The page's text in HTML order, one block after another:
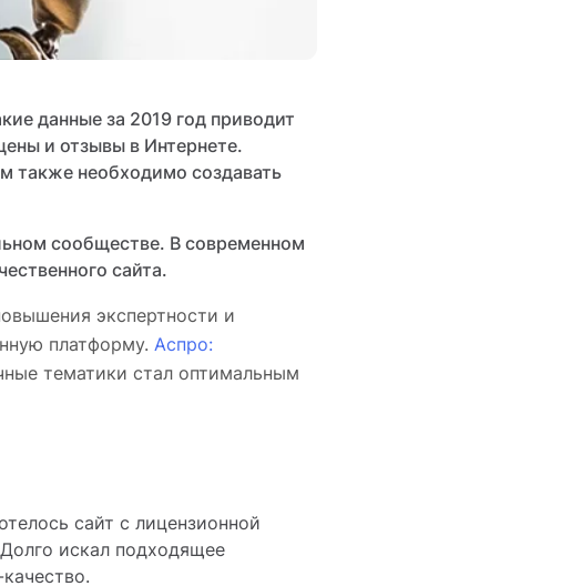
данные за 2019 год приводит
и отзывы в Интернете.
также необходимо создавать
сообществе. В современном
сайта.
экспертности и
платформу. Аспро:
тематики стал оптимальным
сайт с лицензионной
искал подходящее